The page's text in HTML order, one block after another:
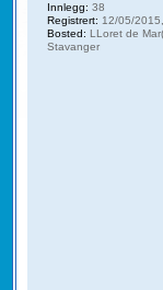
Innlegg: 38
Registrert: 12/05/
Bosted: LLoret de
Stavanger